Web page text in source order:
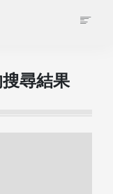
尋結果